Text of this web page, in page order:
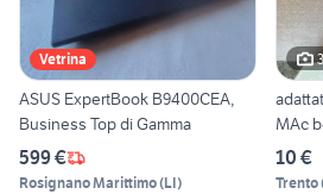
Vetrina
ASUS ExpertBook B9400CEA,
Business Top di Gamma
599 €
Rosignano Marittimo(LI)
3
MAc
10 €
Trento